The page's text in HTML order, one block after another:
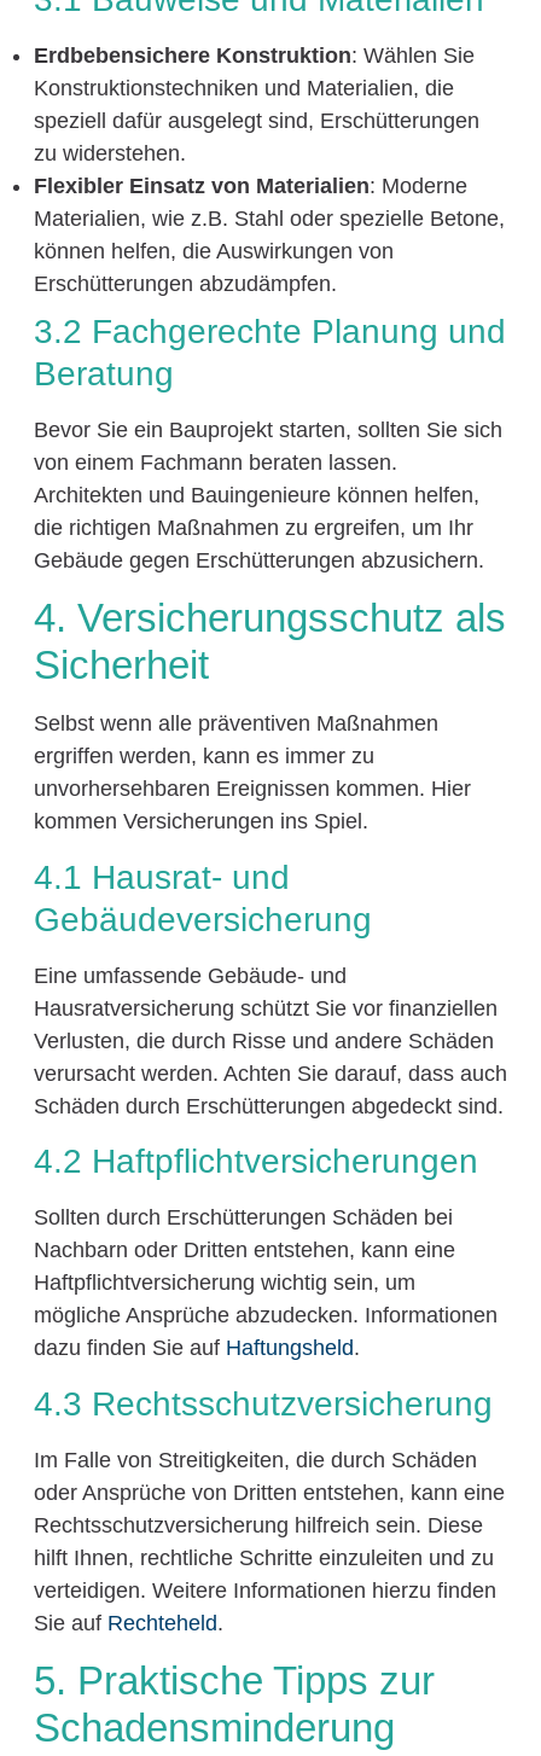
Erdbebensichere Konstruktion: Wählen Sie
Konstruktionstechniken und Materialien, die
speziell dafür ausgelegt sind, Erschütterungen
zu widerstehen.
Flexibler Einsatz von Materialien: Moderne
Materialien, wie z.B. Stahl oder spezielle Betone,
können helfen, die Auswirkungen von
Erschütterungen abzudämpfen.
3.2 Fachgerechte Planung und
Beratung
Bevor Sie ein Bauprojekt starten, sollten Sie sich
von einem Fachmann beraten lassen.
Architekten und Bauingenieure können helfen,
die richtigen Maßnahmen zu ergreifen, um Ihr
Gebäude gegen Erschütterungen abzusichern.
4. Versicherungsschutz als
Sicherheit
Selbst wenn alle präventiven Maßnahmen
ergriffen werden, kann es immer zu
unvorhersehbaren Ereignissen kommen. Hier
kommen Versicherungen ins Spiel.
4.1 Hausrat- und
Gebäudeversicherung
Eine umfassende Gebäude- und
Hausratversicherung schützt Sie vor finanziellen
Verlusten, die durch Risse und andere Schäden
verursacht werden. Achten Sie darauf, dass auch
Schäden durch Erschütterungen abgedeckt sind.
4.2 Haftpflichtversicherungen
Sollten durch Erschütterungen Schäden bei
Nachbarn oder Dritten entstehen, kann eine
Haftpflichtversicherung wichtig sein, um
mögliche Ansprüche abzudecken. Informationen
dazu finden Sie auf Haftungsheld.
4.3 Rechtsschutzversicherung
Im Falle von Streitigkeiten, die durch Schäden
oder Ansprüche von Dritten entstehen, kann eine
Rechtsschutzversicherung hilfreich sein. Diese
hilft Ihnen, rechtliche Schritte einzuleiten und zu
verteidigen. Weitere Informationen hierzu finden
Sie auf Rechteheld.
5. Praktische Tipps zur
Schadensminderung